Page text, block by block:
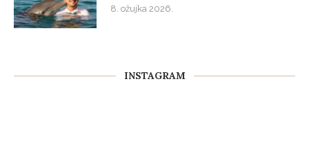
8. ožujka 2026.
INSTAGRAM